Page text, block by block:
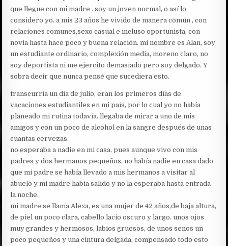
que llegue con mi madre . soy un joven normal, o así lo
considero yo. a mis 23 años he vivido de manera común , con
relaciones comunes,sexo casual e incluso oportunista, con
novia hasta hace poco y buena relación. mi nombre es Alan, soy
un estudiante ordinario, complexión media, moreno claro, no
soy deportista ni me ejercito demasiado pero soy delgado. Y
sobra decir que nunca pensé que sucediera esto.
transcurría un día de julio, eran los primeros días de
vacaciones estudiantiles en mi país, por lo cual yo no había
planeado mi rutina todavía. llegaba de mirar a uno de mis
amigos y con un poco de alcohol en la sangre después de unas
cuantas cervezas.
no esperaba a nadie en mi casa, pues aunque vivo con mis
padres y dos hermanos pequeños, no había nadie en casa dado
que mi padre se había llevado a mis hermanos a visitar al
abuelo y mi madre habia salido y no la esperaba hasta entrada
la noche.
mi madre se llama Alexa, es una mujer de 42 años,de baja altura,
de piel un poco clara, cabello lacio oscuro y largo. unos ojos
muy grandes y hermosos, labios gruesos, de unos senos un
poco pequeños y una cintura delgada, compensado todo esto